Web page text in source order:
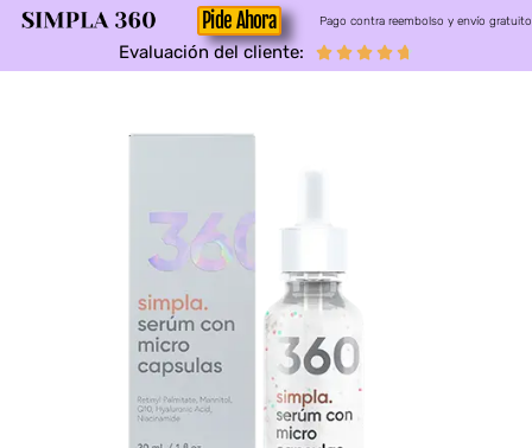
Pide Ahora Pago contra reembolso y envío gratuito
Evaluación del cliente:     